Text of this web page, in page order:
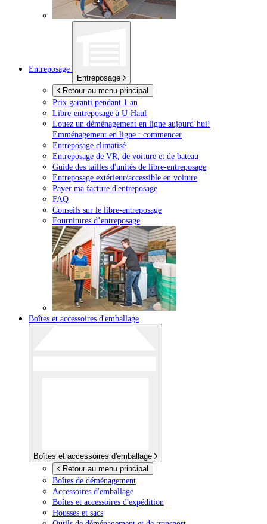
Entreposage
Entreposage
Retour au menu principal
Prix garanti pendant 1 an
Libre-entreposage à U-Haul
Louez un déménagement en ligne aujourd’hui!
Emménagement en ligne : commencer
Entreposage climatisé
Entreposage de VR, de voiture et de bateau
Guide des tailles d'unités de libre-entreposage
Entreposage extérieur/accessible en voiture
Payer ma facture d'entreposage
FAQ
Conseils sur le libre-entreposage
Fournitures d’entreposage
Boîtes et accessoires d'emballage
Boîtes et accessoires d'emballage
Retour au menu principal
Boîtes de déménagement
Accessoires d'emballage
Boîtes et accessoires d'expédition
Housses et sacs